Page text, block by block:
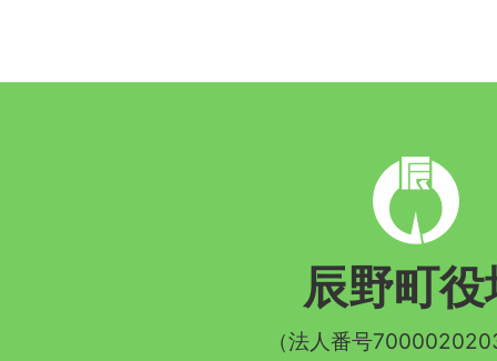
辰
野
町
章
辰野町役
（法人番号